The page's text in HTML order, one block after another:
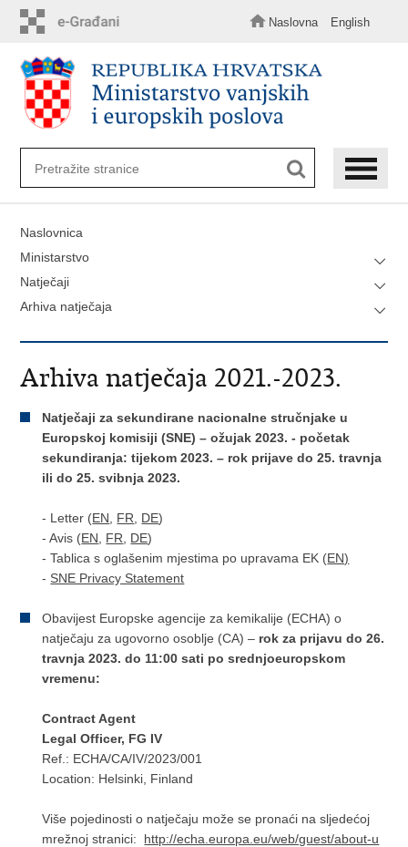
sadržaj
Naslovna English
Naslovnica
Ministarstvo
Natječaji
Arhiva natječaja
Arhiva natječaja 2021.-2023.
Natječaji za sekundirane nacionalne stručnjake u
Europskoj komisiji (SNE) – ožujak 2023. - početak
sekundiranja: tijekom 2023. – rok prijave do 25. travnja
ili do 25. svibnja 2023.
- Letter (EN FR DE)
- Avis (EN FR DE)
- Tablica s oglašenim mjestima po upravama EK (EN)
- SNE Privacy Statement
Obavijest Europske agencije za kemikalije (ECHA) o
natječaju za ugovorno osoblje (CA) – rok za prijavu do 26.
travnja 2023. do 11:00 sati po srednjoeuropskom
vremenu:
Contract Agent
Legal Officer, FG IV
Ref.: ECHA/CA/IV/2023/001
Location: Helsinki, Finland
Više pojedinosti o natječaju može se pronaći na sljedećoj
mrežnoj stranici: http://echa.europa.eu/web/guest/about-u